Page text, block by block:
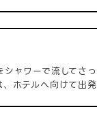
ャワーで流してさ
ホテルへ向けて出